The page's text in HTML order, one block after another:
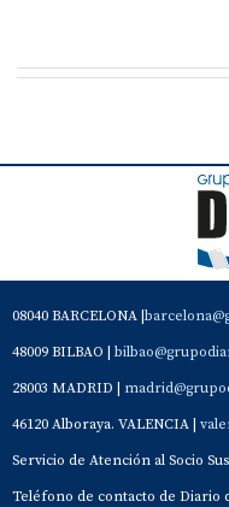
08040 BARCELONA |
48009 BILBAO |
28003 MADRID |
46120 Alboraya. VALENCIA |
Servicio de Atención al Socio
Teléfono de contacto de Diario